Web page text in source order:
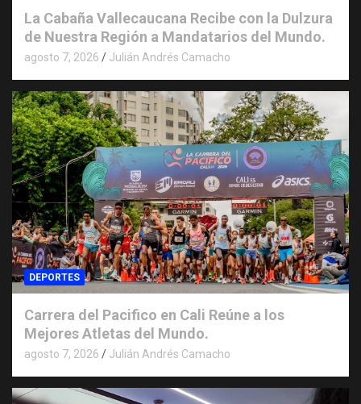
La Cabaña Vallecaucana Recibe con la Dulzura
de Nuestra Región a Mandatarios del Mundo.
agosto 7, 2026 Julián Andrés Camacho
DEPORTES
Carrera del Pacifico en Cali Reúne a los
Mejores Atletas del Mundo.
agosto 7, 2026 Julián Andrés Camacho